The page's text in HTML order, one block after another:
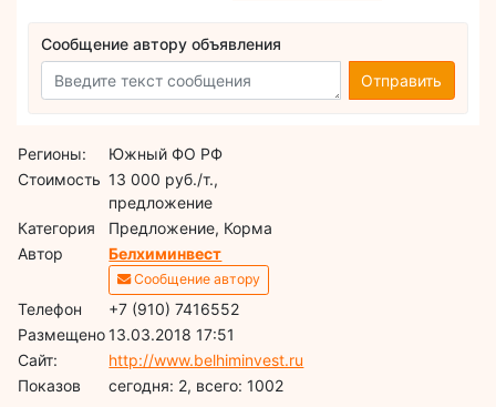
Сообщение автору объявления
Отправить
Регионы:
Южный ФО РФ
Стоимость 13 000 руб./т.,
предложение
Категория
Предложение, Корма
Автор
Белхиминвест
Сообщение автору
Телефон
+7 (910) 7416552
Размещено13.03.2018 17:51
Сайт:
http://www.belhiminvest.ru
Показов
cегодня: 2, всего: 1002